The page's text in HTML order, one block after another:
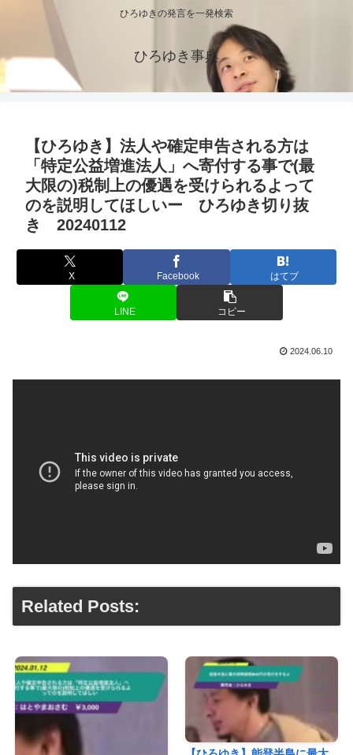
ひろゆきの発言を一発検索
ひろゆき事典
【ひろゆき】法人や確定申告される方は
「特定公益増進法人」へ寄付する事で(最
大限の)税制上の優遇を受けられるよって
のを説明してほしいー ひろゆき切り抜
き 20240112
X Facebook はてブ
LINE コピー
2024.06.10
Related Posts: